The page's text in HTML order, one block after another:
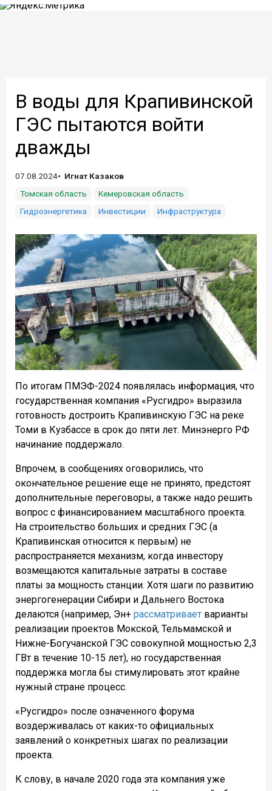
В воды для Крапивинской
ГЭС пытаются войти
дважды
07.08.2024
Игнат Казаков
Томская область
Кемеровская область
Гидроэнергетика
Инвестиции Инфраструктура
По итогам ПМЭФ-2024 появлялась информация, что
государственная компания «Русгидро» выразила
готовность достроить Крапивинскую ГЭС на реке
Томи в Кузбассе в срок до пяти лет. Минэнерго РФ
начинание поддержало.
Впрочем, в сообщениях оговорились, что
окончательное решение еще не принято, предстоят
дополнительные переговоры, а также надо решить
вопрос с финансированием масштабного проекта.
На строительство больших и средних ГЭС (а
Крапивинская относится к первым) не
распространяется механизм, когда инвестору
возмещаются капитальные затраты в составе
платы за мощность станции. Хотя шаги по развитию
энергогенерации Сибири и Дальнего Востока
делаются (например, Эн+ рассматривает варианты
реализации проектов Мокской, Тельмамской и
Нижне-Богучанской ГЭС совокупной мощностью 2,3
ГВт в течение 10-15 лет), но государственная
поддержка могла бы стимулировать этот крайне
нужный стране процесс.
«Русгидро» после означенного форума
воздерживалась от каких-то официальных
заявлений о конкретных шагах по реализации
проекта.
К слову, в начале 2020 года эта компания уже